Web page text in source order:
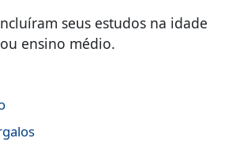
seus estudos na idade
ensino médio.